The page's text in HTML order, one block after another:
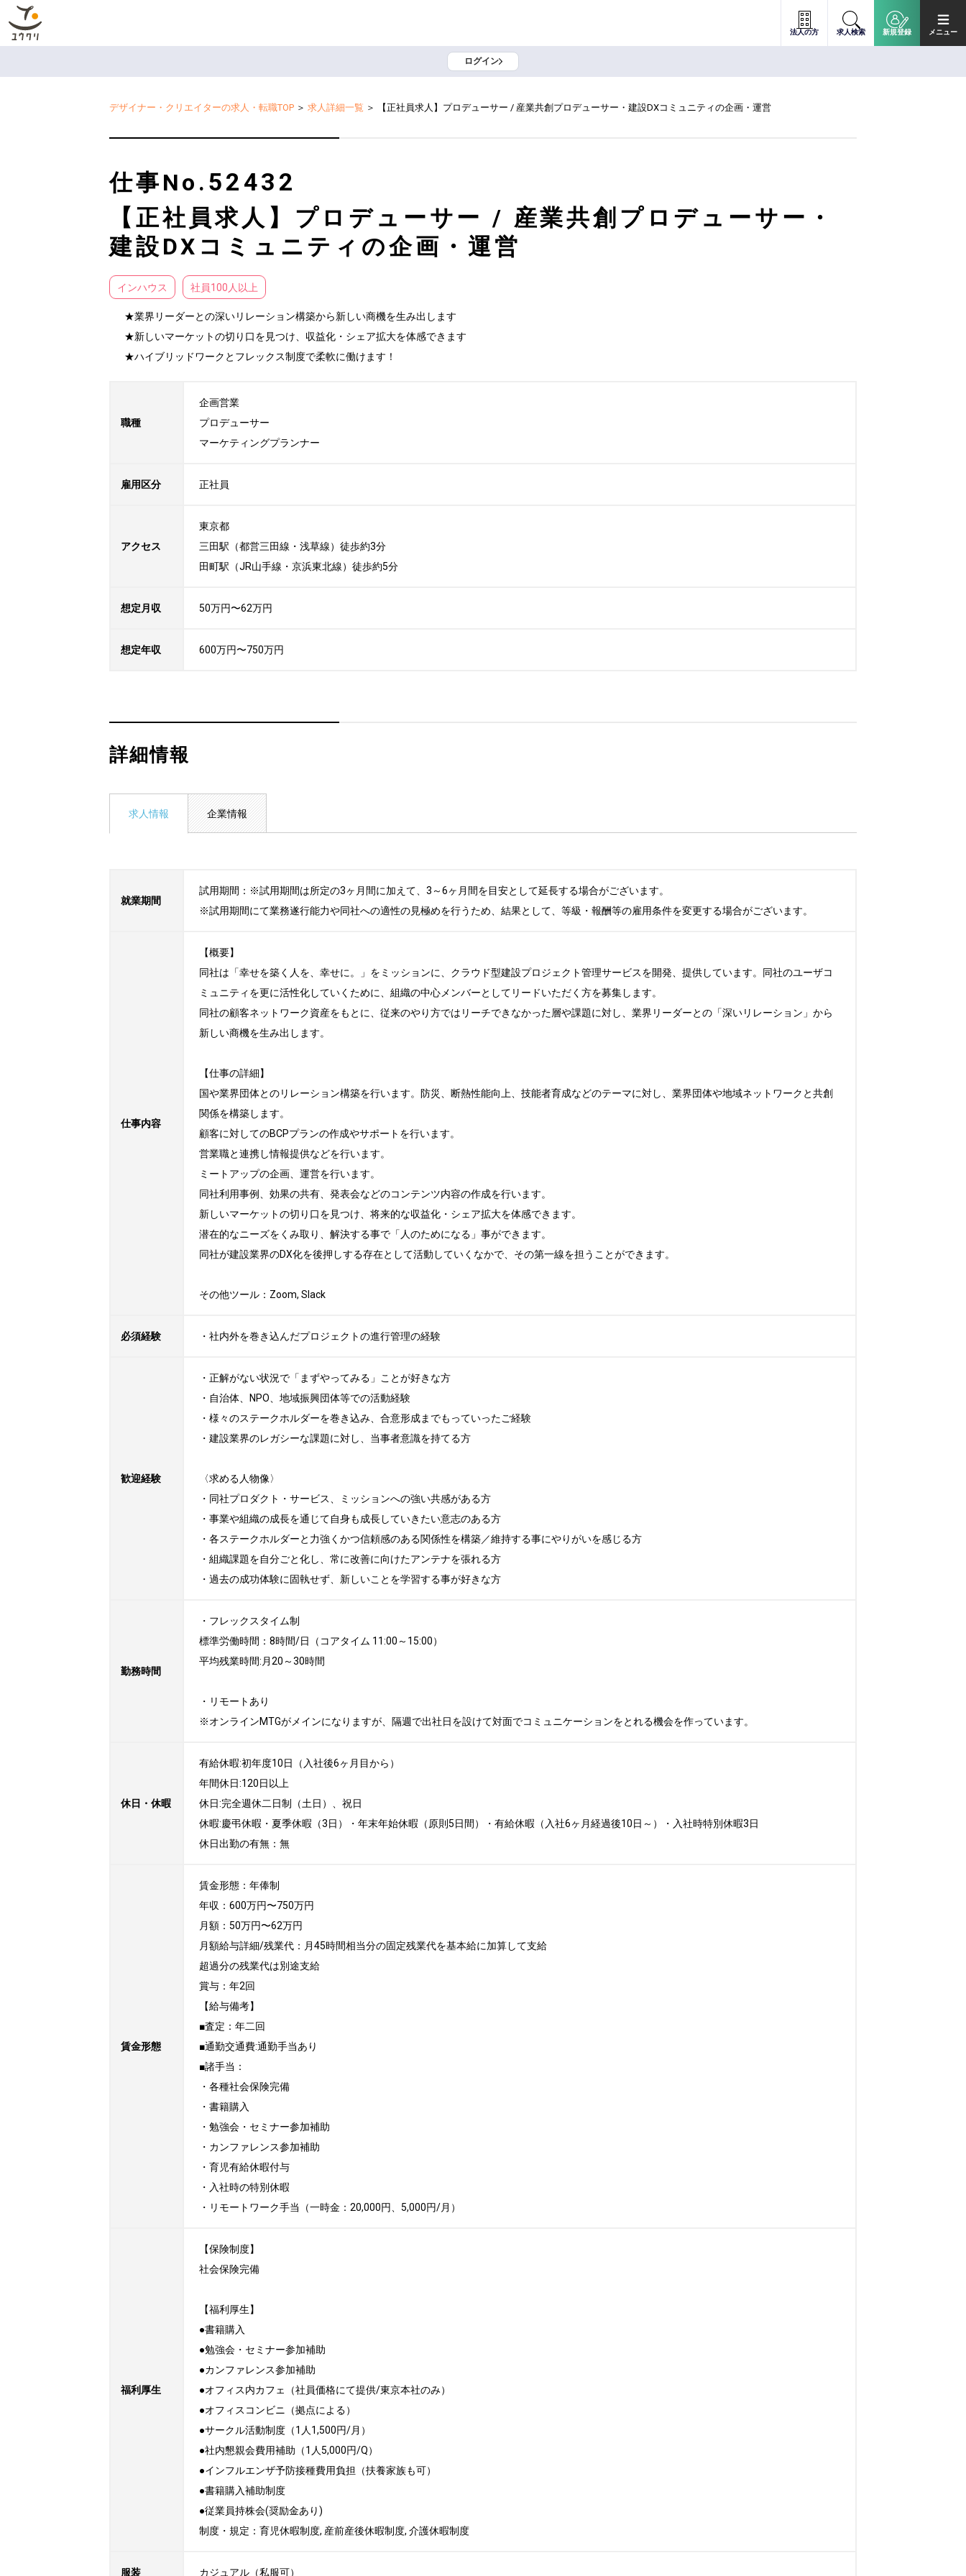
法人の方 求人検索 新規登録 メニュー
ログイン
デザイナー・クリエイターの求人・転職TOP ＞ 求人詳細一覧 ＞ 【正社員求人】プロデューサー / 産業共創プロデューサー・建設DXコミュニティの企画・運営
仕事No. 52432
【正社員求人】プロデューサー / 産業共創プロデューサー・
建設DXコミュニティの企画・運営
インハウス 社員100人以上
★業界リーダーとの深いリレーション構築から新しい商機を生み出します
★新しいマーケットの切り口を見つけ、収益化・シェア拡大を体感できます
★ハイブリッドワークとフレックス制度で柔軟に働けます！
職種
企画営業
プロデューサー
マーケティングプランナー
雇用区分 正社員
アクセス
東京都
三田駅（都営三田線・浅草線）徒歩約3分
田町駅（JR山手線・京浜東北線）徒歩約5分
想定月収 50万円〜62万円
想定年収 600万円〜750万円
詳細情報
求人情報 企業情報
就業期間
試用期間：※試用期間は所定の3ヶ月間に加えて、3～6ヶ月間を目安として延長する場合がございます。
※試用期間にて業務遂行能力や同社への適性の見極めを行うため、結果として、等級・報酬等の雇用条件を変更する場合がございます。
仕事内容
【概要】
同社は「幸せを築く人を、幸せに。」をミッションに、クラウド型建設プロジェクト管理サービスを開発、提供しています。同社のユーザコ
ミュニティを更に活性化していくために、組織の中心メンバーとしてリードいただく方を募集します。
同社の顧客ネットワーク資産をもとに、従来のやり方ではリーチできなかった層や課題に対し、業界リーダーとの「深いリレーション」から
新しい商機を生み出します。
【仕事の詳細】
国や業界団体とのリレーション構築を行います。防災、断熱性能向上、技能者育成などのテーマに対し、業界団体や地域ネットワークと共創
関係を構築します。
顧客に対してのBCPプランの作成やサポートを行います。
営業職と連携し情報提供などを行います。
ミートアップの企画、運営を行います。
同社利用事例、効果の共有、発表会などのコンテンツ内容の作成を行います。
新しいマーケットの切り口を見つけ、将来的な収益化・シェア拡大を体感できます。
潜在的なニーズをくみ取り、解決する事で「人のためになる」事ができます。
同社が建設業界のDX化を後押しする存在として活動していくなかで、その第一線を担うことができます。
その他ツール：Zoom, Slack
必須経験 ・社内外を巻き込んだプロジェクトの進行管理の経験
歓迎経験
・正解がない状況で「まずやってみる」ことが好きな方
・自治体、NPO、地域振興団体等での活動経験
・様々のステークホルダーを巻き込み、合意形成までもっていったご経験
・建設業界のレガシーな課題に対し、当事者意識を持てる方
〈求める人物像〉
・同社プロダクト・サービス、ミッションへの強い共感がある方
・事業や組織の成長を通じて自身も成長していきたい意志のある方
・各ステークホルダーと力強くかつ信頼感のある関係性を構築／維持する事にやりがいを感じる方
・組織課題を自分ごと化し、常に改善に向けたアンテナを張れる方
・過去の成功体験に固執せず、新しいことを学習する事が好きな方
勤務時間
・フレックスタイム制
標準労働時間：8時間/日（コアタイム 11:00～15:00）
平均残業時間:月20～30時間
・リモートあり
※オンラインMTGがメインになりますが、隔週で出社日を設けて対面でコミュニケーションをとれる機会を作っています。
休日・休暇
有給休暇:初年度10日（入社後6ヶ月目から）
年間休日:120日以上
休日:完全週休二日制（土日）、祝日
休暇:慶弔休暇・夏季休暇（3日）・年末年始休暇（原則5日間）・有給休暇（入社6ヶ月経過後10日～）・入社時特別休暇3日
休日出勤の有無：無
賃金形態
賃金形態：年俸制
年収：600万円〜750万円
月額：50万円〜62万円
月額給与詳細/残業代：月45時間相当分の固定残業代を基本給に加算して支給
超過分の残業代は別途支給
賞与：年2回
【給与備考】
■査定：年二回
■通勤交通費:通勤手当あり
■諸手当：
・各種社会保険完備
・書籍購入
・勉強会・セミナー参加補助
・カンファレンス参加補助
・育児有給休暇付与
・入社時の特別休暇
・リモートワーク手当（一時金：20,000円、5,000円/月）
福利厚生
【保険制度】
社会保険完備
【福利厚生】
●書籍購入
●勉強会・セミナー参加補助
●カンファレンス参加補助
●オフィス内カフェ（社員価格にて提供/東京本社のみ）
●オフィスコンビニ（拠点による）
●サークル活動制度（1人1,500円/月）
●社内懇親会費用補助（1人5,000円/Q）
●インフルエンザ予防接種費用負担（扶養家族も可）
●書籍購入補助制度
●従業員持株会(奨励金あり)
制度・規定：育児休暇制度, 産前産後休暇制度, 介護休暇制度
服装 カジュアル（私服可）